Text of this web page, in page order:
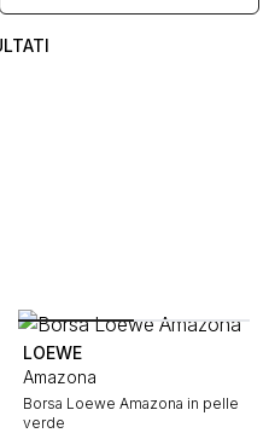
LOEWE
Amazona
Borsa Loewe Amazona in pelle
verde